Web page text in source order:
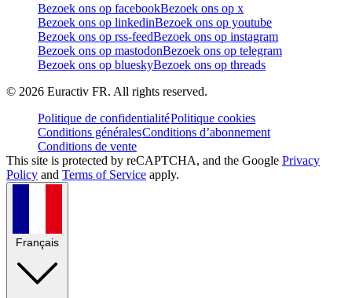
Bezoek ons op facebookBezoek ons op x
Bezoek ons op linkedinBezoek ons op youtube
Bezoek ons op rss-feedBezoek ons op instagram
Bezoek ons op mastodonBezoek ons op telegram
Bezoek ons op blueskyBezoek ons op threads
© 2026 Euractiv FR. All rights reserved.
Politique de confidentialitéPolitique cookies
Conditions généralesConditions d’abonnement
Conditions de vente
This site is protected by reCAPTCHA, and the Google Privacy
Policy and Terms of Service apply.
Français